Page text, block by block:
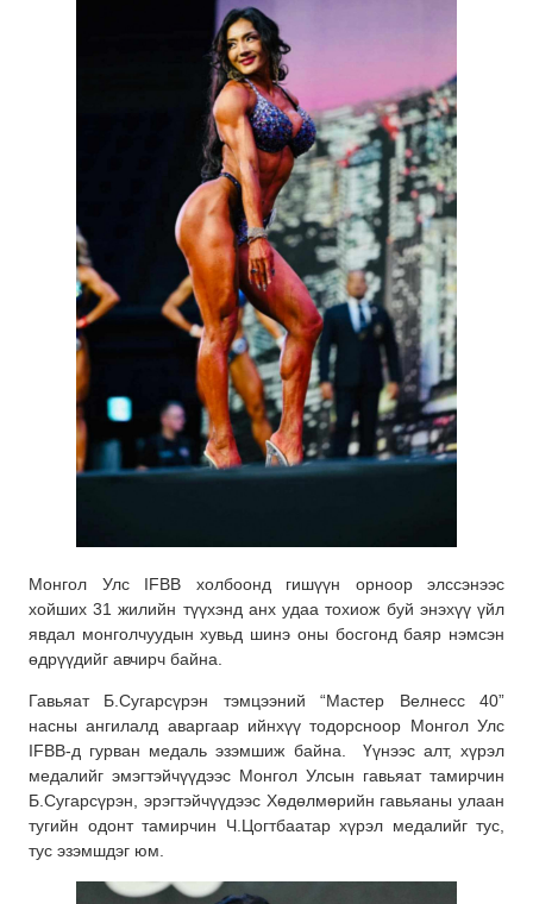
Монгол Улс IFBB холбоонд гишүүн орноор элссэнээс
хойших 31 жилийн түүхэнд анх удаа тохиож буй энэхүү үйл
явдал монголчуудын хувьд шинэ оны босгонд баяр нэмсэн
өдрүүдийг авчирч байна.
Гавьяат Б.Сугарсүрэн тэмцээний “Мастер Велнесс 40”
насны ангилалд аваргаар ийнхүү тодорсноор Монгол Улс
IFBB-д гурван медаль эзэмшиж байна. Үүнээс алт, хүрэл
медалийг эмэгтэйчүүдээс Монгол Улсын гавьяат тамирчин
Б.Сугарсүрэн, эрэгтэйчүүдээс Хөдөлмөрийн гавьяаны улаан
тугийн одонт тамирчин Ч.Цогтбаатар хүрэл медалийг тус,
тус эзэмшдэг юм.